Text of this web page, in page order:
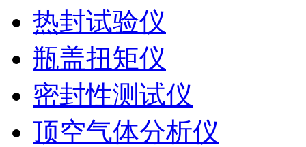
热封试验仪
瓶盖扭矩仪
密封性测试仪
顶空气体分析仪